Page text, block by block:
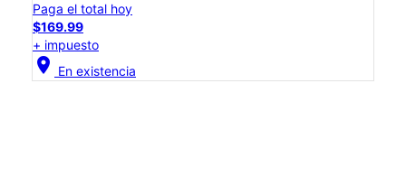
Paga el total hoy
$169.99
+ impuesto
location_on En existencia